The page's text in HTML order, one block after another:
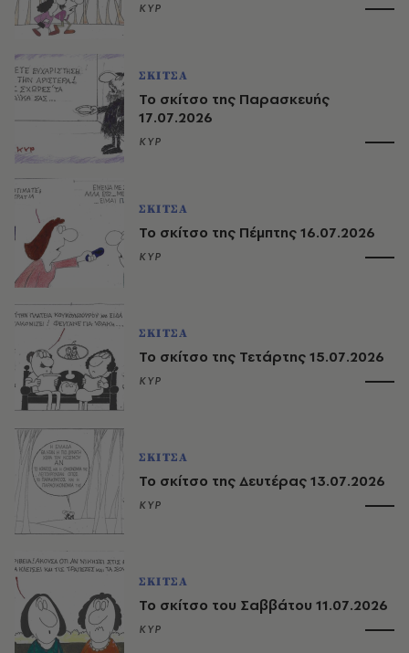
ΚΥΡ
ΣΚΙΤΣΑ
Το σκίτσο της Παρασκευής
17.07.2026
ΚΥΡ
ΣΚΙΤΣΑ
Το σκίτσο της Πέμπτης 16.07.2026
ΚΥΡ
ΣΚΙΤΣΑ
Το σκίτσο της Τετάρτης 15.07.2026
ΚΥΡ
ΣΚΙΤΣΑ
Το σκίτσο της Δευτέρας 13.07.2026
ΚΥΡ
ΣΚΙΤΣΑ
Το σκίτσο του Σαββάτου 11.07.2026
ΚΥΡ